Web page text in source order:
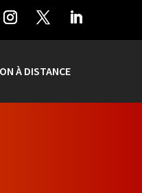
À DISTANCE